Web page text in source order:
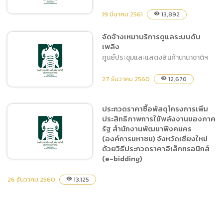
ประกวดราคาจ้างก่อสร้าง
ปรับปรุงรั้วบังตาอาคารบ้าน
พักแคมป์กราวด์ ด้วยวิธี
ประกวดราคาอิเล็กทรอนิกส์
19 มีนาคม 2561 visibility 13,892
จัดจ้างเหมาบริการดูแลระบบ
จัดจ้างเหมาบริการดูแลระบบดับ
เพลิง
ศูนย์ประชุมและแสดงสินค้านานาชาติฯ
27 ธันวาคม 2560 visibility 12,670
ประกวดราคาซื้อพัสดุโครงการเพิ่ม
ประสิทธิภาพการใช้พลังงานของภาค
รัฐ สำนักงานพัฒนาพิงคนคร
(องค์การมหาชน) จังหวัดเชียงใหม่
ด้วยวิธีประกวดราคาอิเล็กทรอนิกส์
(e-bidding)
26 ธันวาคม 2560 visibility 13,125